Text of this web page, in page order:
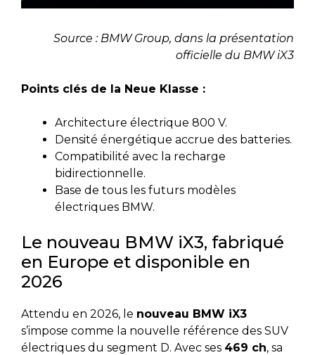
Source : BMW Group, dans la présentation
officielle du BMW iX3
Points clés de la Neue Klasse :
Architecture électrique 800 V.
Densité énergétique accrue des batteries.
Compatibilité avec la recharge
bidirectionnelle.
Base de tous les futurs modèles
électriques BMW.
Le nouveau BMW iX3, fabriqué
en Europe et disponible en
2026
Attendu en 2026, le nouveau BMW iX3
s’impose comme la nouvelle référence des SUV
électriques du segment D. Avec ses 469 ch, sa